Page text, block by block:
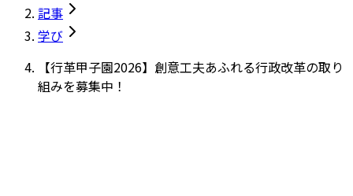
記事
学び
【行革甲子園2026】創意工夫あふれる行政改革の取り
組みを募集中！